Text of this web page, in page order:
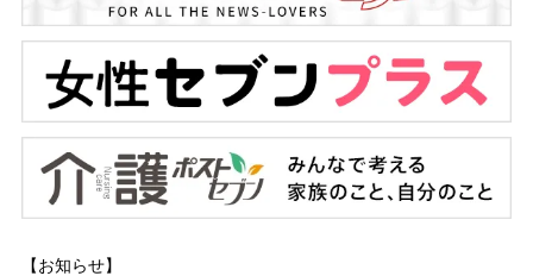
【お知らせ】